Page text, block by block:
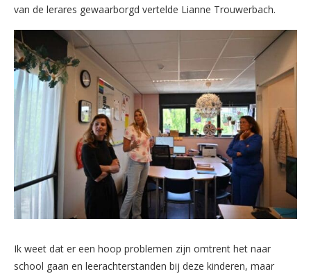
van de lerares gewaarborgd vertelde Lianne Trouwerbach.
Ik weet dat er een hoop problemen zijn omtrent het naar
school gaan en leerachterstanden bij deze kinderen, maar